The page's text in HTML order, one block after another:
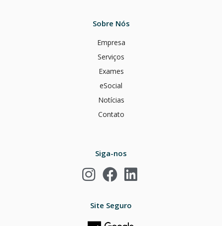
Sobre Nós
Empresa
Serviços
Exames
eSocial
Notícias
Contato
Siga-nos
Site Seguro